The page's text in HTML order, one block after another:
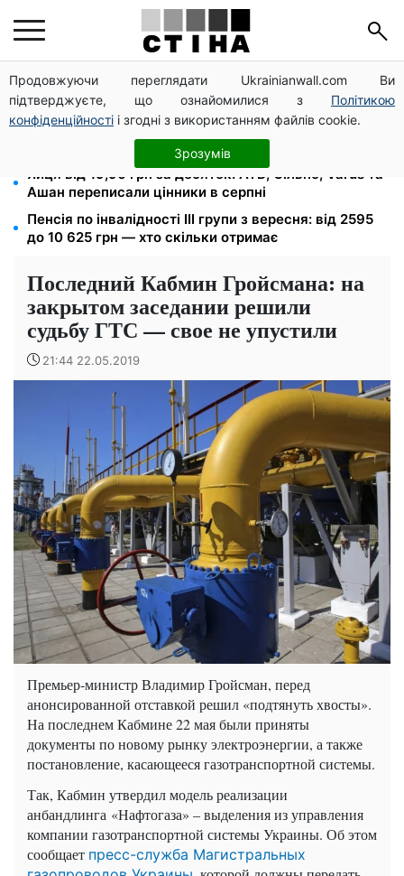
Продовжуючи переглядати Ukrainianwall.com Ви
підтверджуєте, що ознайомилися з Політикою
конфіденційності і згодні з використанням файлів cookie.
Зрозумів
Зарплата 30 000 грн — пенсія 11 500 грн: ПФУ
пояснив формулу розрахунку виплат у 2026 році
Автобус №54 у Києві відновив рух за власним
маршрутом: курсують із затримками
Яйця від 19,90 грн за десяток: АТБ, Сільпо, Varus та
Ашан переписали цінники в серпні
Пенсія по інвалідності III групи з вересня: від 2595
до 10 625 грн — хто скільки отримає
Последний Кабмин Гройсмана: на
закрытом заседании решили
судьбу ГТС — свое не упустили
21:44 22.05.2019
Премьер-министр Владимир Гройсман, перед
анонсированной отставкой решил «подтянуть хвосты».
На последнем Кабмине 22 мая были приняты
документы по новому рынку электроэнергии, а также
постановление, касающееся газотранспортной системы.
Так, Кабмин утвердил модель реализации
анбандлинга «Нафтогаза» – выделения из управления
компании газотранспортной системы Украины. Об этом
сообщает пресс-служба Магистральных